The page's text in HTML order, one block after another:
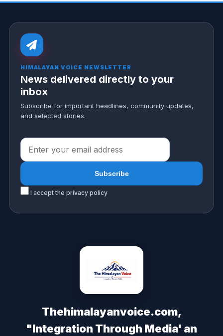
HIMALAYAN VOICE NEWSLETTER
News delivered directly to your
inbox
Subscribe for important headlines, community updates,
and selected stories.
I accept the privacy policy
Thehimalayanvoice.com,
"Integration Through Media' an